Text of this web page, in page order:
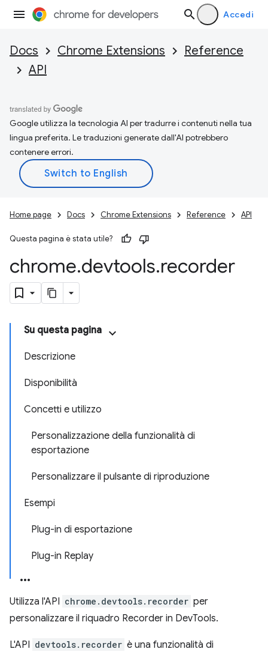
Accedi
Docs Chrome Extensions
Reference
API
Google utilizza la tecnologia AI per tradurre i contenuti nella tua
lingua preferita. Le traduzioni generate dall'AI potrebbero
contenere errori.
Home page Docs Chrome Extensions Reference API
Questa pagina è stata utile?
chrome.devtools.recorder
Su questa pagina
Descrizione
Disponibilità
Concetti e utilizzo
Personalizzazione della funzionalità di
esportazione
Personalizzare il pulsante di riproduzione
Esempi
Plug-in di esportazione
Plug-in Replay
Utilizza l'API chrome.devtools.recorder per
personalizzare il riquadro Recorder in DevTools.
L'API devtools.recorder è una funzionalità di